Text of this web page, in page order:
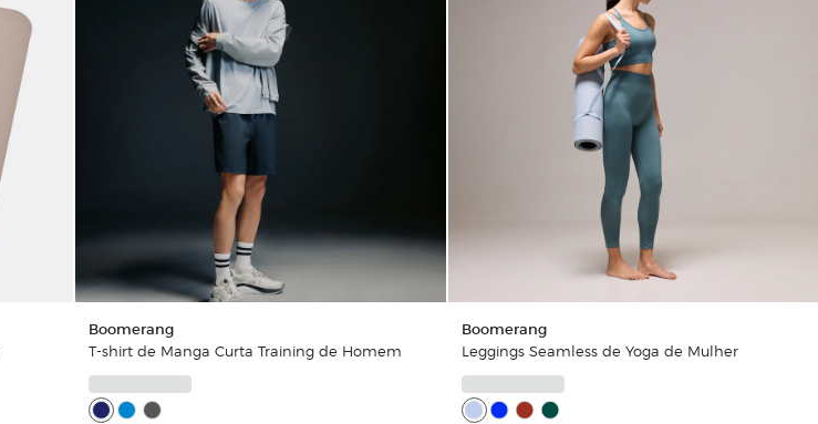
Boomerang
T-shirt de Manga Curta Training de Homem
Boomerang
Leggings Seamless de Yoga de Mulher